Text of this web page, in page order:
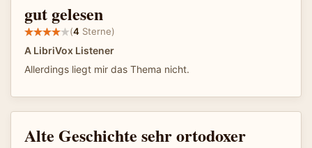
gut gelesen
(4 Sterne)
A LibriVox Listener
Allerdings liegt mir das Thema nicht.
Alte Geschichte sehr ortodoxer